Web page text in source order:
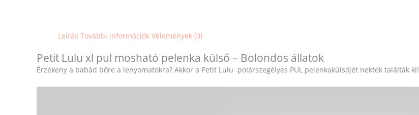
Leírás További információk Vélemények (0)
Petit Lulu xl pul mosható pelenka külső – Bolondos állatok
Érzékeny a babád bőre a lenyomatokra? Akkor a Petit Lulu polárszegélyes PUL pelenkakülsőjét nektek találták ki!